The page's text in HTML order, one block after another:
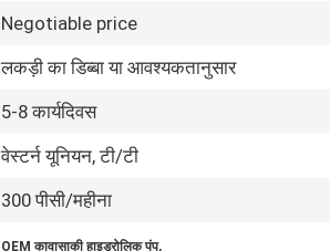
Negotiable price
लकड़ी का डिब्बा या आवश्यकतानुसार
5-8 कार्यदिवस
वेस्टर्न यूनियन, टी/टी
300 पीसी/महीना
OEM कावासाकी हाइड्रोलिक पंप,